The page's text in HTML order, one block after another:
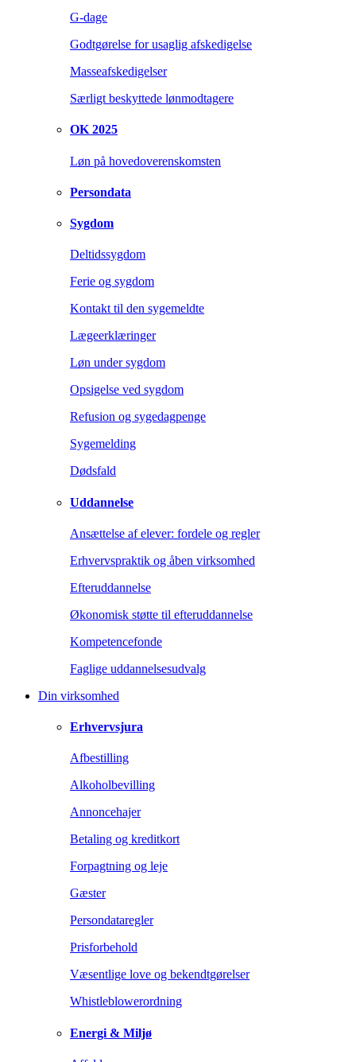
G-dage
Godtgørelse for usaglig afskedigelse
Masseafskedigelser
Særligt beskyttede lønmodtagere
OK 2025
Løn på hovedoverenskomsten
Persondata
Sygdom
Deltidssygdom
Ferie og sygdom
Kontakt til den sygemeldte
Lægeerklæringer
Løn under sygdom
Opsigelse ved sygdom
Refusion og sygedagpenge
Sygemelding
Dødsfald
Uddannelse
Ansættelse af elever: fordele og regler
Erhvervspraktik og åben virksomhed
Efteruddannelse
Økonomisk støtte til efteruddannelse
Kompetencefonde
Faglige uddannelsesudvalg
Din virksomhed
Erhvervsjura
Afbestilling
Alkoholbevilling
Annoncehajer
Betaling og kreditkort
Forpagtning og leje
Gæster
Persondataregler
Prisforbehold
Væsentlige love og bekendtgørelser
Whistleblowerordning
Energi & Miljø